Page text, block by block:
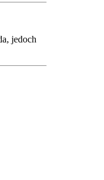
jedoch